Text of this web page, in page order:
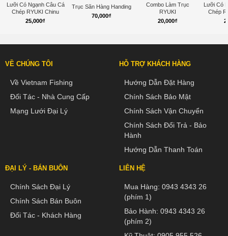
Lưỡi Có Ngạnh Câu Cá
Chép RYUKI Chinu
25,000₫
Trục Săn Hàng Handing
70,000₫
Combo Làm Trục
RYUKI
20,000₫
Lưỡi Có
Chép
VỀ CHÚNG TÔI
Về Vietnam Fishing
Đối Tác - Nhà Cung Cấp
Mạng Lưới Đại Lý
HỖ TRỢ KHÁCH HÀNG
Hướng Dẫn Đặt Hàng
Chính Sách Bảo Mật
Chính Sách Vận Chuyển
Chính Sách Đổi Trả - Bảo
Hành
Hướng Dẫn Thanh Toán
ĐẠI LÝ - BÁN BUÔN
Chính Sách Đại Lý
Chính Sách Bán Buôn
Đối Tác - Khách Hàng
LIÊN HỆ
Mua Hàng: 0943 4343 26
(phím 1)
Bảo Hành: 0943 4343 26
(phím 2)